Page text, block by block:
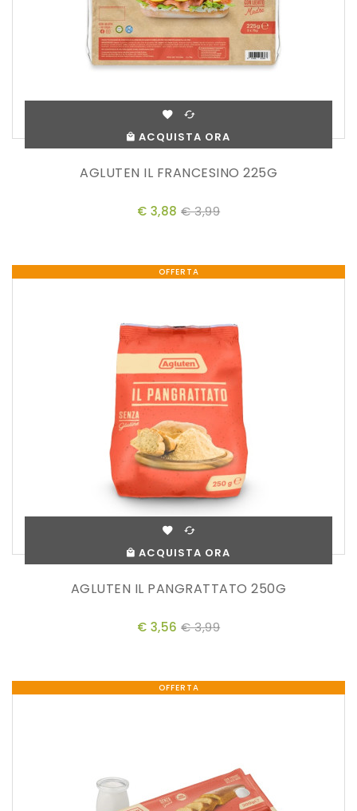
ACQUISTA ORA
AGLUTEN IL FRANCESINO 225G
€ 3,88 € 3,99
OFFERTA
ACQUISTA ORA
AGLUTEN IL PANGRATTATO 250G
€ 3,56 € 3,99
OFFERTA